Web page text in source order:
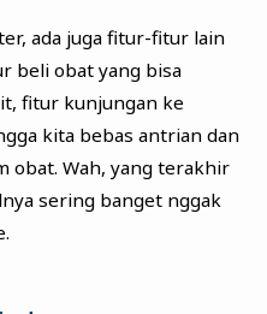
ada juga fitur-fitur lain
beli obat yang bisa
fitur kunjungan ke
kita bebas antrian dan
obat. Wah, yang terakhir
sering banget nggak